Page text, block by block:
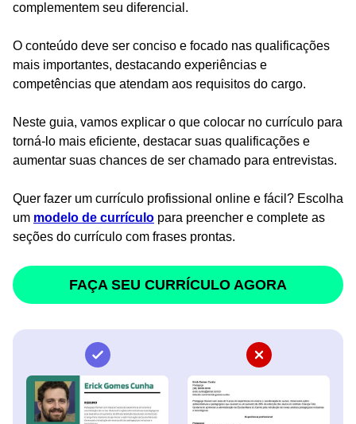
complementem seu diferencial.
O conteúdo deve ser conciso e focado nas qualificações
mais importantes, destacando experiências e
competências que atendam aos requisitos do cargo.
Neste guia, vamos explicar o que colocar no currículo para
torná-lo mais eficiente, destacar suas qualificações e
aumentar suas chances de ser chamado para entrevistas.
Quer fazer um currículo profissional online e fácil? Escolha
um modelo de currículo para preencher e complete as
seções do currículo com frases prontas.
FAÇA SEU CURRÍCULO AGORA